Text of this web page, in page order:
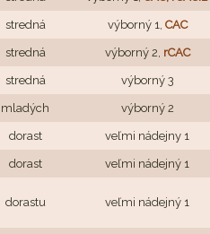
stredná výborný 1, CAC
stredná výborný 2, rCAC
stredná výborný 3
mladých výborný 2
dorast veľmi nádejny 1
dorast veľmi nádejný 1
dorastu veľmi nádejný 1